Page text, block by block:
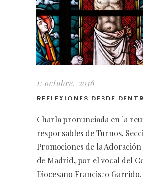
11 octubre, 2016
REFLEXIONES DESDE
Charla pronunciada en la
responsables de Turnos,
Promociones de la
de Madrid, por el vocal del
Diocesano Francisco